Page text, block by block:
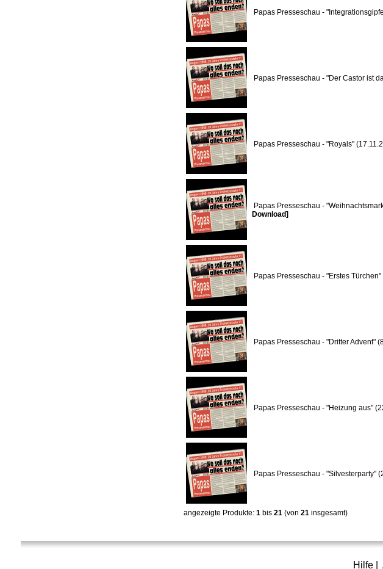
Papas Presseschau -
Papas Presseschau - "Der Castor ist
Papas Presseschau - "Royals"
Papas Presseschau -
Download]
Papas Presseschau - "Erstes
Papas Presseschau - "Dritter Advent"
Papas Presseschau - "Heizung aus"
Papas Presseschau - "Silvesterparty"
angezeigte Produkte: 1 bis 21 (von 21 insgesamt)
Hilfe|